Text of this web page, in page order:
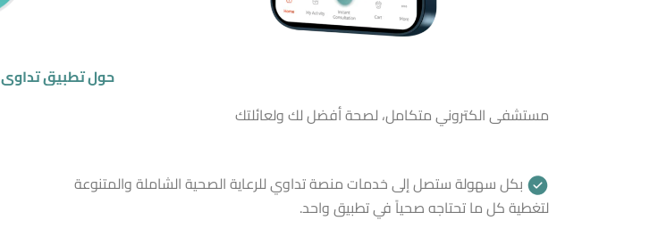
حول تطبيق تداوي
مستشفى الكتروني متكامل، لصحة أفضل لك ولعائلتك
بكل سهولة ستصل إلى خدمات منصة تداوي للرعاية الصحية الشاملة والمتنوعة
لتغطية كل ما تحتاجه صحياً في تطبيق واحد.